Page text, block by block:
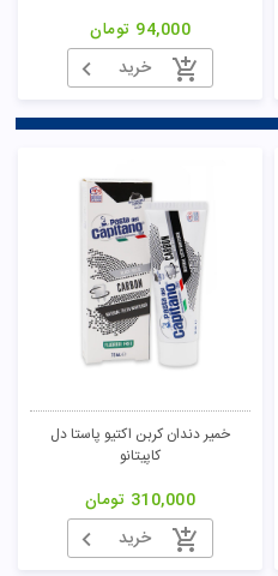
94,000 تومان
خرید
خمیر دندان کربن اکتیو پاستا دل
کاپیتانو
310,000 تومان
خرید